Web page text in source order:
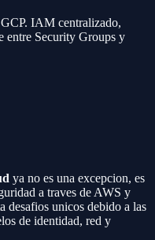
IAM centralizado,
entre Security Groups y
ya no es una excepcion, es
a traves de AWS y
desafios unicos debido a las
de identidad, red y